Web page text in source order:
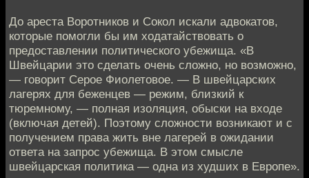
До ареста Воротников и Сокол искали адвокатов,
которые помогли бы им ходатайствовать о
предоставлении политического убежища. «В
Швейцарии это сделать очень сложно, но возможно,
— говорит Серое Фиолетовое. — В швейцарских
лагерях для беженцев — режим, близкий к
тюремному, — полная изоляция, обыски на входе
(включая детей). Поэтому сложности возникают и с
получением права жить вне лагерей в ожидании
ответа на запрос убежища. В этом смысле
швейцарская политика — одна из худших в Европе».